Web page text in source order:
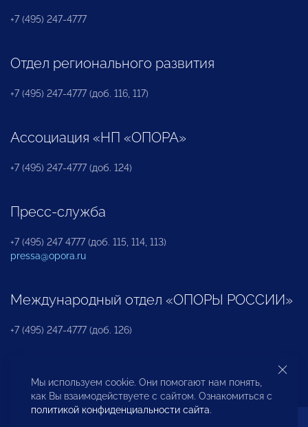
+7 (495) 247-4777
Отдел регионального развития
+7 (495) 247-4777 (доб. 116, 117)
Ассоциация «НП «ОПОРА»
+7 (495) 247-4777 (доб. 124)
Пресс-служба
+7 (495) 247 4777 (доб. 115, 114, 113)
pressa@opora.ru
Международный отдел «ОПОРЫ РОССИИ»
+7 (495) 247-4777 (доб. 126)
Бюро по защите прав предпринимателей и
инвесторов
Мы используем cookie. Они помогают нам понять,
как Вы взаимодействуете с сайтом. Ознакомиться с
политикой конфиденциальности сайта.